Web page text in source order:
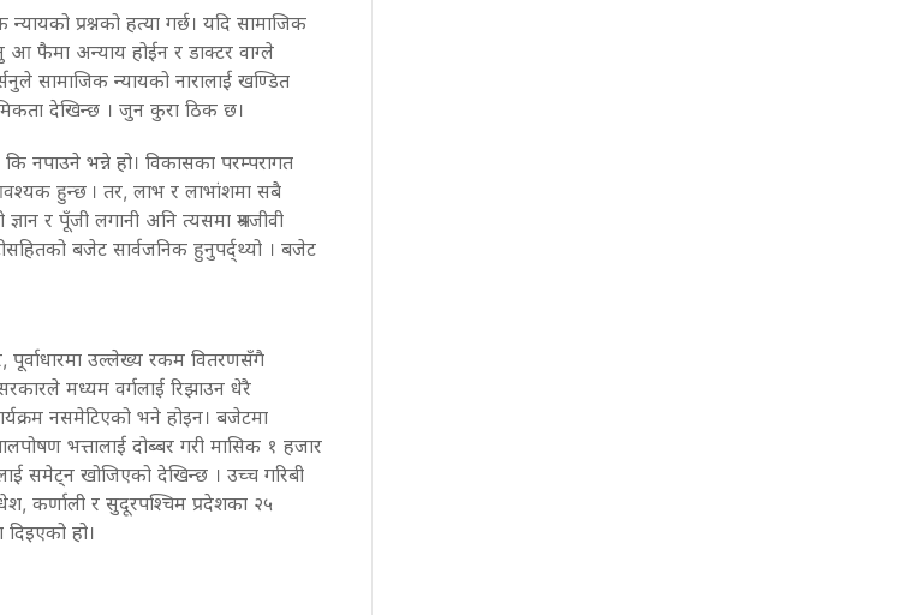
प्रश्नको हत्या गर्छ। यदि सामाजिक
आ फैमा अन्याय होईन र डाक्टर वाग्ले
सामाजिक न्यायको नारालाई खण्डित
देखिन्छ । जुन कुरा ठिक छ।
नपाउने भन्ने हो। विकासका परम्परागत
हुन्छ । तर, लाभ र लाभांशमा सबै
र पूँजी लगानी अनि त्यसमा श्रमजीवी
बजेट सार्वजनिक हुनुपर्द्थ्यो । बजेट
पूर्वाधारमा उल्लेख्य रकम वितरणसँगै
मध्यम वर्गलाई रिझाउन धेरै
नसमेटिएको भने होइन। बजेटमा
भत्तालाई दोब्बर गरी मासिक १ हजार
समेट्न खोजिएको देखिन्छ । उच्च गरिबी
कर्णाली र सुदूरपश्चिम प्रदेशका २५
हो।